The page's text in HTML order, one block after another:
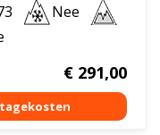
Nee
€291,00